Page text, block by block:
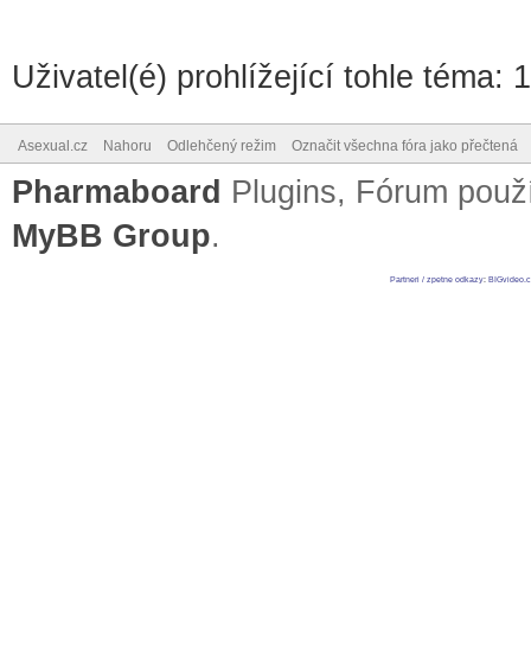
Uživatel(é) prohlížející tohle téma:
Asexual.cz Nahoru Odlehčený režim Označit všechna fóra jako přečtená
Pharmaboard Plugins, Fórum
MyBB Group.
Partneri / zpetne odkazy: